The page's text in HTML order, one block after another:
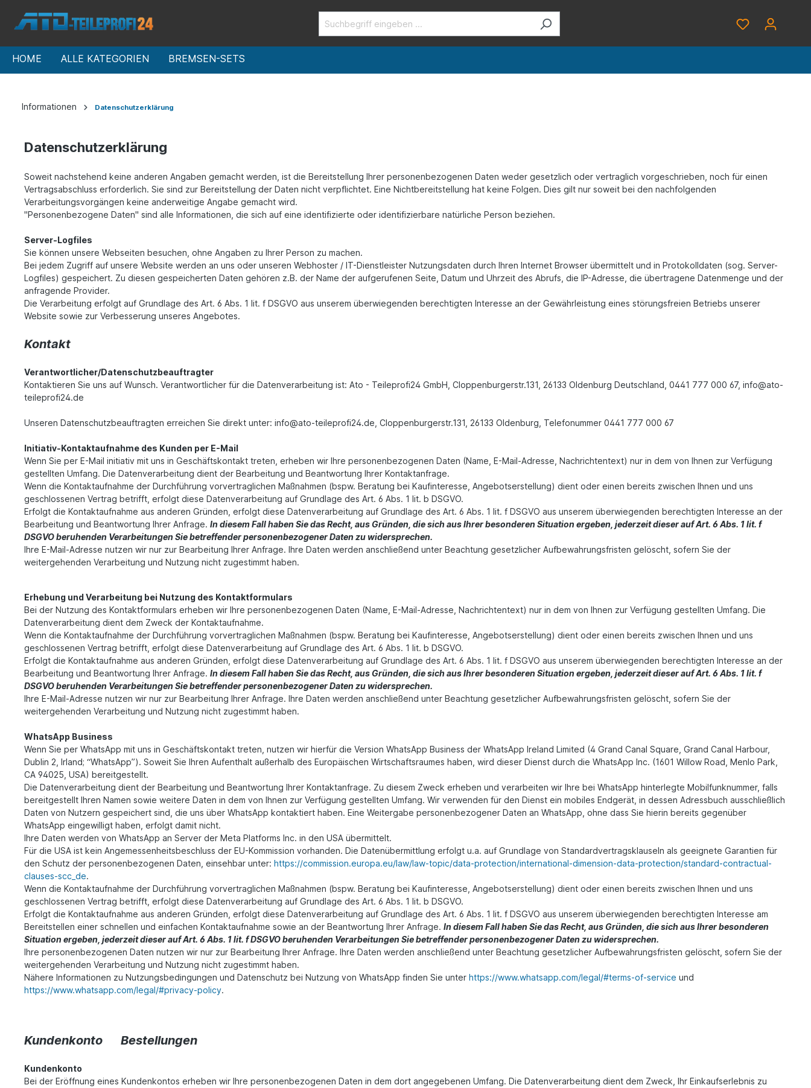
HOME ALLE KATEGORIEN BREMSEN-SETS
Informationen Datenschutzerklärung
Datenschutzerklärung
Soweit nachstehend keine anderen Angaben gemacht werden, ist die Bereitstellung Ihrer personenbezogenen Daten weder gesetzlich oder vertraglich vorgeschrieben, noch für einen
Vertragsabschluss erforderlich. Sie sind zur Bereitstellung der Daten nicht verpflichtet. Eine Nichtbereitstellung hat keine Folgen. Dies gilt nur soweit bei den nachfolgenden
Verarbeitungsvorgängen keine anderweitige Angabe gemacht wird.
"Personenbezogene Daten" sind alle Informationen, die sich auf eine identifizierte oder identifizierbare natürliche Person beziehen.
Server-Logfiles
Sie können unsere Webseiten besuchen, ohne Angaben zu Ihrer Person zu machen.
Bei jedem Zugriff auf unsere Website werden an uns oder unseren Webhoster / IT-Dienstleister Nutzungsdaten durch Ihren Internet Browser übermittelt und in Protokolldaten (sog. Server-
Logfiles) gespeichert. Zu diesen gespeicherten Daten gehören z.B. der Name der aufgerufenen Seite, Datum und Uhrzeit des Abrufs, die IP-Adresse, die übertragene Datenmenge und der
anfragende Provider.
Die Verarbeitung erfolgt auf Grundlage des Art. 6 Abs. 1 lit. f DSGVO aus unserem überwiegenden berechtigten Interesse an der Gewährleistung eines störungsfreien Betriebs unserer
Website sowie zur Verbesserung unseres Angebotes.
Kontakt
Verantwortlicher/Datenschutzbeauftragter
Kontaktieren Sie uns auf Wunsch. Verantwortlicher für die Datenverarbeitung ist: Ato - Teileprofi24 GmbH, Cloppenburgerstr.131, 26133 Oldenburg Deutschland, 0441 777 000 67, info@ato-
teileprofi24.de
Unseren Datenschutzbeauftragten erreichen Sie direkt unter: info@ato-teileprofi24.de, Cloppenburgerstr.131, 26133 Oldenburg, Telefonummer 0441 777 000 67
Initiativ-Kontaktaufnahme des Kunden per E-Mail
Wenn Sie per E-Mail initiativ mit uns in Geschäftskontakt treten, erheben wir Ihre personenbezogenen Daten (Name, E-Mail-Adresse, Nachrichtentext) nur in dem von Ihnen zur Verfügung
gestellten Umfang. Die Datenverarbeitung dient der Bearbeitung und Beantwortung Ihrer Kontaktanfrage.
Wenn die Kontaktaufnahme der Durchführung vorvertraglichen Maßnahmen (bspw. Beratung bei Kaufinteresse, Angebotserstellung) dient oder einen bereits zwischen Ihnen und uns
geschlossenen Vertrag betrifft, erfolgt diese Datenverarbeitung auf Grundlage des Art. 6 Abs. 1 lit. b DSGVO.
Erfolgt die Kontaktaufnahme aus anderen Gründen, erfolgt diese Datenverarbeitung auf Grundlage des Art. 6 Abs. 1 lit. f DSGVO aus unserem überwiegenden berechtigten Interesse an der
Bearbeitung und Beantwortung Ihrer Anfrage. In diesem Fall haben Sie das Recht, aus Gründen, die sich aus Ihrer besonderen Situation ergeben, jederzeit dieser auf Art. 6 Abs. 1 lit. f
DSGVO beruhenden Verarbeitungen Sie betreffender personenbezogener Daten zu widersprechen.
Ihre E-Mail-Adresse nutzen wir nur zur Bearbeitung Ihrer Anfrage. Ihre Daten werden anschließend unter Beachtung gesetzlicher Aufbewahrungsfristen gelöscht, sofern Sie der
weitergehenden Verarbeitung und Nutzung nicht zugestimmt haben.
Erhebung und Verarbeitung bei Nutzung des Kontaktformulars
Bei der Nutzung des Kontaktformulars erheben wir Ihre personenbezogenen Daten (Name, E-Mail-Adresse, Nachrichtentext) nur in dem von Ihnen zur Verfügung gestellten Umfang. Die
Datenverarbeitung dient dem Zweck der Kontaktaufnahme.
Wenn die Kontaktaufnahme der Durchführung vorvertraglichen Maßnahmen (bspw. Beratung bei Kaufinteresse, Angebotserstellung) dient oder einen bereits zwischen Ihnen und uns
geschlossenen Vertrag betrifft, erfolgt diese Datenverarbeitung auf Grundlage des Art. 6 Abs. 1 lit. b DSGVO.
Erfolgt die Kontaktaufnahme aus anderen Gründen, erfolgt diese Datenverarbeitung auf Grundlage des Art. 6 Abs. 1 lit. f DSGVO aus unserem überwiegenden berechtigten Interesse an der
Bearbeitung und Beantwortung Ihrer Anfrage. In diesem Fall haben Sie das Recht, aus Gründen, die sich aus Ihrer besonderen Situation ergeben, jederzeit dieser auf Art. 6 Abs. 1 lit. f
DSGVO beruhenden Verarbeitungen Sie betreffender personenbezogener Daten zu widersprechen.
Ihre E-Mail-Adresse nutzen wir nur zur Bearbeitung Ihrer Anfrage. Ihre Daten werden anschließend unter Beachtung gesetzlicher Aufbewahrungsfristen gelöscht, sofern Sie der
weitergehenden Verarbeitung und Nutzung nicht zugestimmt haben.
WhatsApp Business
Wenn Sie per WhatsApp mit uns in Geschäftskontakt treten, nutzen wir hierfür die Version WhatsApp Business der WhatsApp Ireland Limited (4 Grand Canal Square, Grand Canal Harbour,
Dublin 2, Irland; “WhatsApp”). Soweit Sie Ihren Aufenthalt außerhalb des Europäischen Wirtschaftsraumes haben, wird dieser Dienst durch die WhatsApp Inc. (1601 Willow Road, Menlo Park,
CA 94025, USA) bereitgestellt.
Die Datenverarbeitung dient der Bearbeitung und Beantwortung Ihrer Kontaktanfrage. Zu diesem Zweck erheben und verarbeiten wir Ihre bei WhatsApp hinterlegte Mobilfunknummer, falls
bereitgestellt Ihren Namen sowie weitere Daten in dem von Ihnen zur Verfügung gestellten Umfang. Wir verwenden für den Dienst ein mobiles Endgerät, in dessen Adressbuch ausschließlich
Daten von Nutzern gespeichert sind, die uns über WhatsApp kontaktiert haben. Eine Weitergabe personenbezogener Daten an WhatsApp, ohne dass Sie hierin bereits gegenüber
WhatsApp eingewilligt haben, erfolgt damit nicht.
Ihre Daten werden von WhatsApp an Server der Meta Platforms Inc. in den USA übermittelt.
Für die USA ist kein Angemessenheitsbeschluss der EU-Kommission vorhanden. Die Datenübermittlung erfolgt u.a. auf Grundlage von Standardvertragsklauseln als geeignete Garantien für
den Schutz der personenbezogenen Daten, einsehbar unter: https://commission.europa.eu/law/law-topic/data-protection/international-dimension-data-protection/standard-contractual-
clauses-scc_de.
Wenn die Kontaktaufnahme der Durchführung vorvertraglichen Maßnahmen (bspw. Beratung bei Kaufinteresse, Angebotserstellung) dient oder einen bereits zwischen Ihnen und uns
geschlossenen Vertrag betrifft, erfolgt diese Datenverarbeitung auf Grundlage des Art. 6 Abs. 1 lit. b DSGVO.
Erfolgt die Kontaktaufnahme aus anderen Gründen, erfolgt diese Datenverarbeitung auf Grundlage des Art. 6 Abs. 1 lit. f DSGVO aus unserem überwiegenden berechtigten Interesse am
Bereitstellen einer schnellen und einfachen Kontaktaufnahme sowie an der Beantwortung Ihrer Anfrage. In diesem Fall haben Sie das Recht, aus Gründen, die sich aus Ihrer besonderen
Situation ergeben, jederzeit dieser auf Art. 6 Abs. 1 lit. f DSGVO beruhenden Verarbeitungen Sie betreffender personenbezogener Daten zu widersprechen.
Ihre personenbezogenen Daten nutzen wir nur zur Bearbeitung Ihrer Anfrage. Ihre Daten werden anschließend unter Beachtung gesetzlicher Aufbewahrungsfristen gelöscht, sofern Sie der
weitergehenden Verarbeitung und Nutzung nicht zugestimmt haben.
Nähere Informationen zu Nutzungsbedingungen und Datenschutz bei Nutzung von WhatsApp finden Sie unter https://www.whatsapp.com/legal/#terms-of-service und
https://www.whatsapp.com/legal/#privacy-policy.
Kundenkonto Bestellungen
Kundenkonto
Bei der Eröffnung eines Kundenkontos erheben wir Ihre personenbezogenen Daten in dem dort angegebenen Umfang. Die Datenverarbeitung dient dem Zweck, Ihr Einkaufserlebnis zu